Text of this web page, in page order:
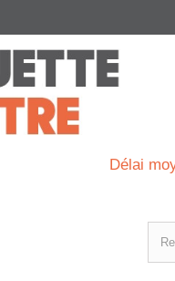
Délai